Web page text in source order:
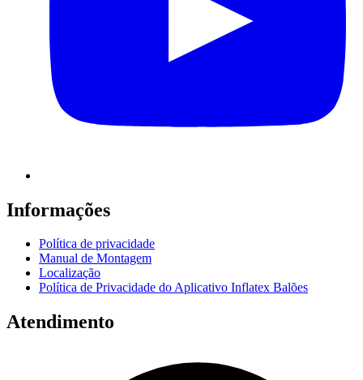
Informações
Política de privacidade
Manual de Montagem
Localização
Política de Privacidade do Aplicativo Inflatex Balões
Atendimento